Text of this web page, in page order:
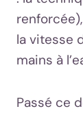
la vitesse
mains à
Passé ce